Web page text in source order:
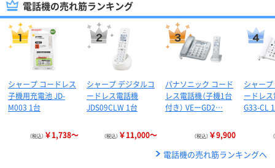
電話機の売れ筋ランキング
シャープ コードレス
子機用充電池 JD-
M003 1台
（税込） ￥1,738～
シャープ デジタルコ
ードレス電話機
JDS09CLW 1台
（税込） ￥11,000～
パナソニック コード
レス電話機（子機1台
付き） VEーGD2…
（税込） ￥9,900
シャー
ードレ
G33-CL
電話機の売れ筋ランキングへ